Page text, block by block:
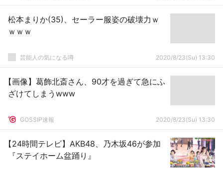
松本まりか(35)、セーラー服姿の破壊力ｗ
ｗｗｗ
芸能人の気になる噂 2020/8/23(Su) 13:30
【画像】葛飾北斎さん、90才を過ぎて急にふ
ざけてしまうwww
GOSSIP速報 2020/8/23(Su) 13:30
【24時間テレビ】AKB48、乃木坂46が参加
『ステイホーム盆踊り』